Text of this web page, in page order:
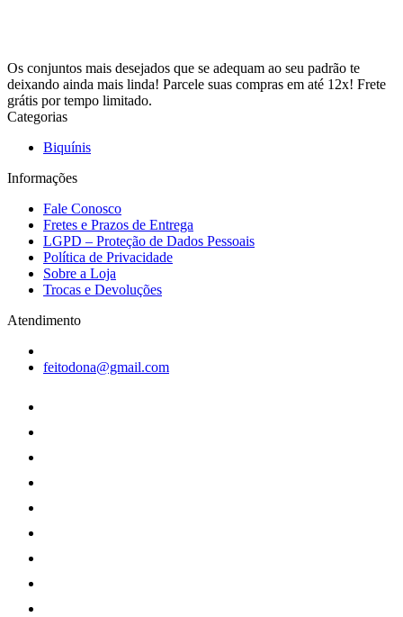
Os conjuntos mais desejados que se adequam ao seu padrão te
deixando ainda mais linda! Parcele suas compras em até 12x! Frete
grátis por tempo limitado.
Categorias
Biquínis
Informações
Fale Conosco
Fretes e Prazos de Entrega
LGPD – Proteção de Dados Pessoais
Política de Privacidade
Sobre a Loja
Trocas e Devoluções
Atendimento
feitodona@gmail.com